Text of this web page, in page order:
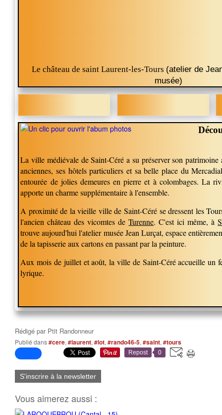
Le château de saint Laurent-les-Tours (atelier de
musée)
La ville médiévale de Saint-Céré a su préserver son patrimoine
anciennes, ses hôtels particuliers et sa belle place du
entourée de jolies demeures en pierre et à colombages. La
apporte un charme supplémentaire à l'ensemble.
A proximité de la vieille ville de Saint-Céré se dressent les
l'ancien château des vicomtes deTurenne. C'est ici même, à
trouve aujourd'hui l'atelier musée Jean Lurçat, espace
de la tapisserie aux cartons en passant par la peinture.
Aux mois de juillet et août, la ville de Saint-Céré accueille un
lyrique.
Rédigé par Ptit Randonneur
Publié dans#cere, #laurent, #lot, #rando46-5, #saint, #tours
Repost 0
S'inscrire à la newsletter
Vous aimerez aussi :